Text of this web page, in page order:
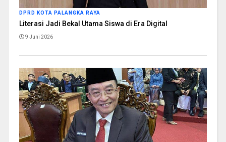
DPRD KOTA PALANGKA RAYA
Literasi Jadi Bekal Utama Siswa di Era Digital
9 Juni 2026